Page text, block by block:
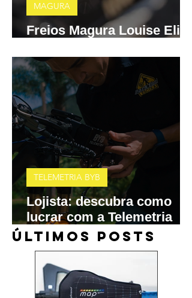
Freios Magura Louise Elite
MAGURA
Lojista: descubra como
lucrar com a Telemetria
BYB
TELEMETRIA BYB
​ÚLTIMOS POSTS